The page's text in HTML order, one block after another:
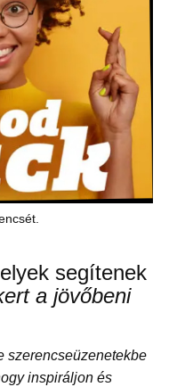
segítenek
a jövőbeni
szerencseüzenetekbe
inspiráljon és